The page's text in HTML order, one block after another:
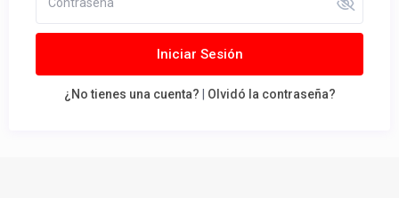
Iniciar Sesión
¿No tienes una cuenta? Olvidó la contraseña?